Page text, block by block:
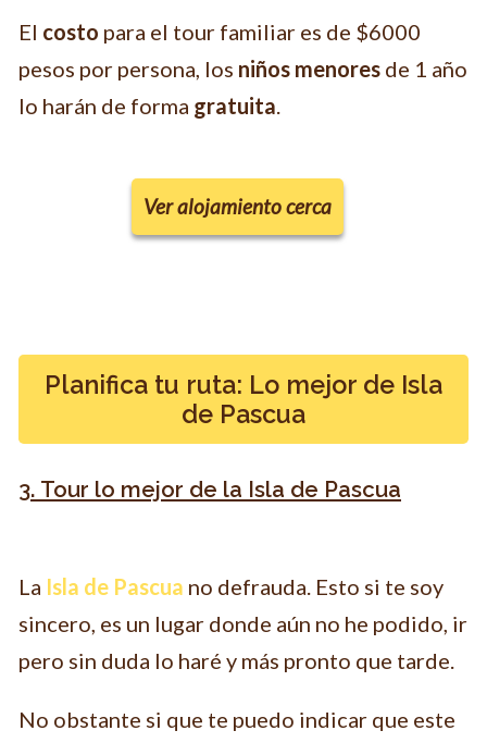
El costo para el tour familiar es de $6000
pesos por persona, los niños menores de 1 año
lo harán de forma gratuita.
Ver alojamiento cerca
Planifica tu ruta: Lo mejor de Isla
de Pascua
3. Tour lo mejor de la Isla de Pascua
La Isla de Pascua no defrauda. Esto si te soy
sincero, es un lugar donde aún no he podido, ir
pero sin duda lo haré y más pronto que tarde.
No obstante si que te puedo indicar que este